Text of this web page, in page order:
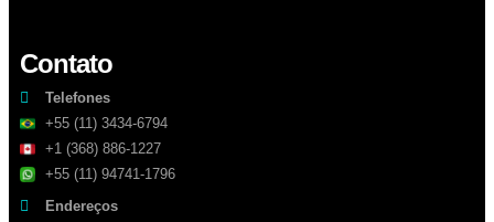
Contato
Telefones
+55 (11) 3434-6794
+1 (368) 886-1227
+55 (11) 94741-1796
Endereços